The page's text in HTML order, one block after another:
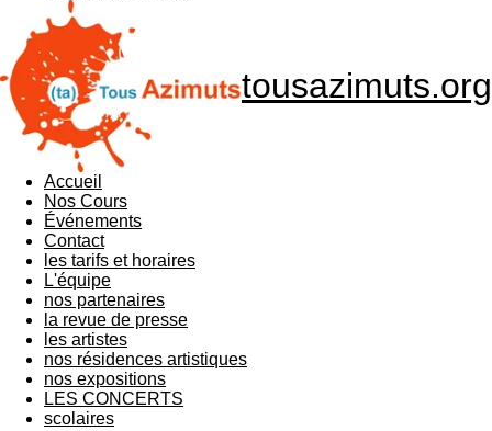
tousazimuts.org
Accueil
Nos Cours
Événements
Contact
les tarifs et horaires
L'équipe
nos partenaires
la revue de presse
les artistes
nos résidences artistiques
nos expositions
LES CONCERTS
scolaires